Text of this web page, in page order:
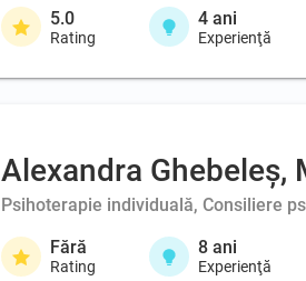
5.0
Rating
4 ani
Experienţă
Alexandra Ghebeleș,
Psihoterapie individuală, Consiliere
Fără
Rating
8 ani
Experienţă